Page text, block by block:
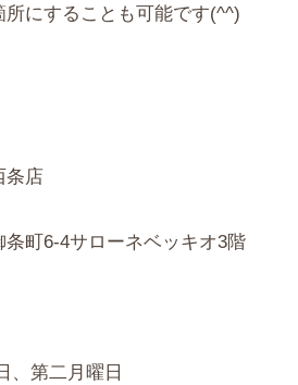
にすることも可能です(^^)
条店
町6-4サローネベッキオ3階
、第二月曜日